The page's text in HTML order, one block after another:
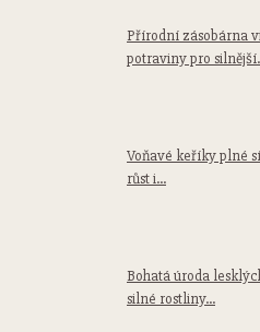
Přírodní zásobárna
potraviny pro
Voňavé keříky plné
růst i...
Bohatá úroda
silné rostliny...